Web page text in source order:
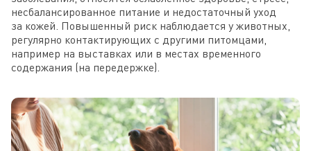
несбалансированное питание и недостаточный уход
за кожей. Повышенный риск наблюдается у животных,
регулярно контактирующих с другими питомцами,
например на выставках или в местах временного
содержания (на передержке).